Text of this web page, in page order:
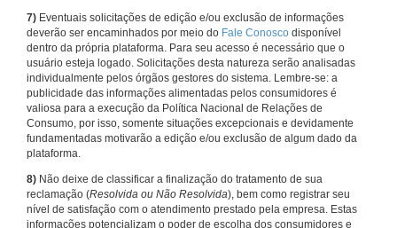
7) Eventuais solicitações de edição e/ou exclusão de informações
deverão ser encaminhados por meio do Fale Conosco disponível
dentro da própria plataforma. Para seu acesso é necessário que o
usuário esteja logado. Solicitações desta natureza serão analisadas
individualmente pelos órgãos gestores do sistema. Lembre-se: a
publicidade das informações alimentadas pelos consumidores é
valiosa para a execução da Política Nacional de Relações de
Consumo, por isso, somente situações excepcionais e devidamente
fundamentadas motivarão a edição e/ou exclusão de algum dado da
plataforma.
8) Não deixe de classificar a finalização do tratamento de sua
reclamação (Resolvida ou Não Resolvida), bem como registrar seu
nível de satisfação com o atendimento prestado pela empresa. Estas
informações potencializam o poder de escolha dos consumidores e